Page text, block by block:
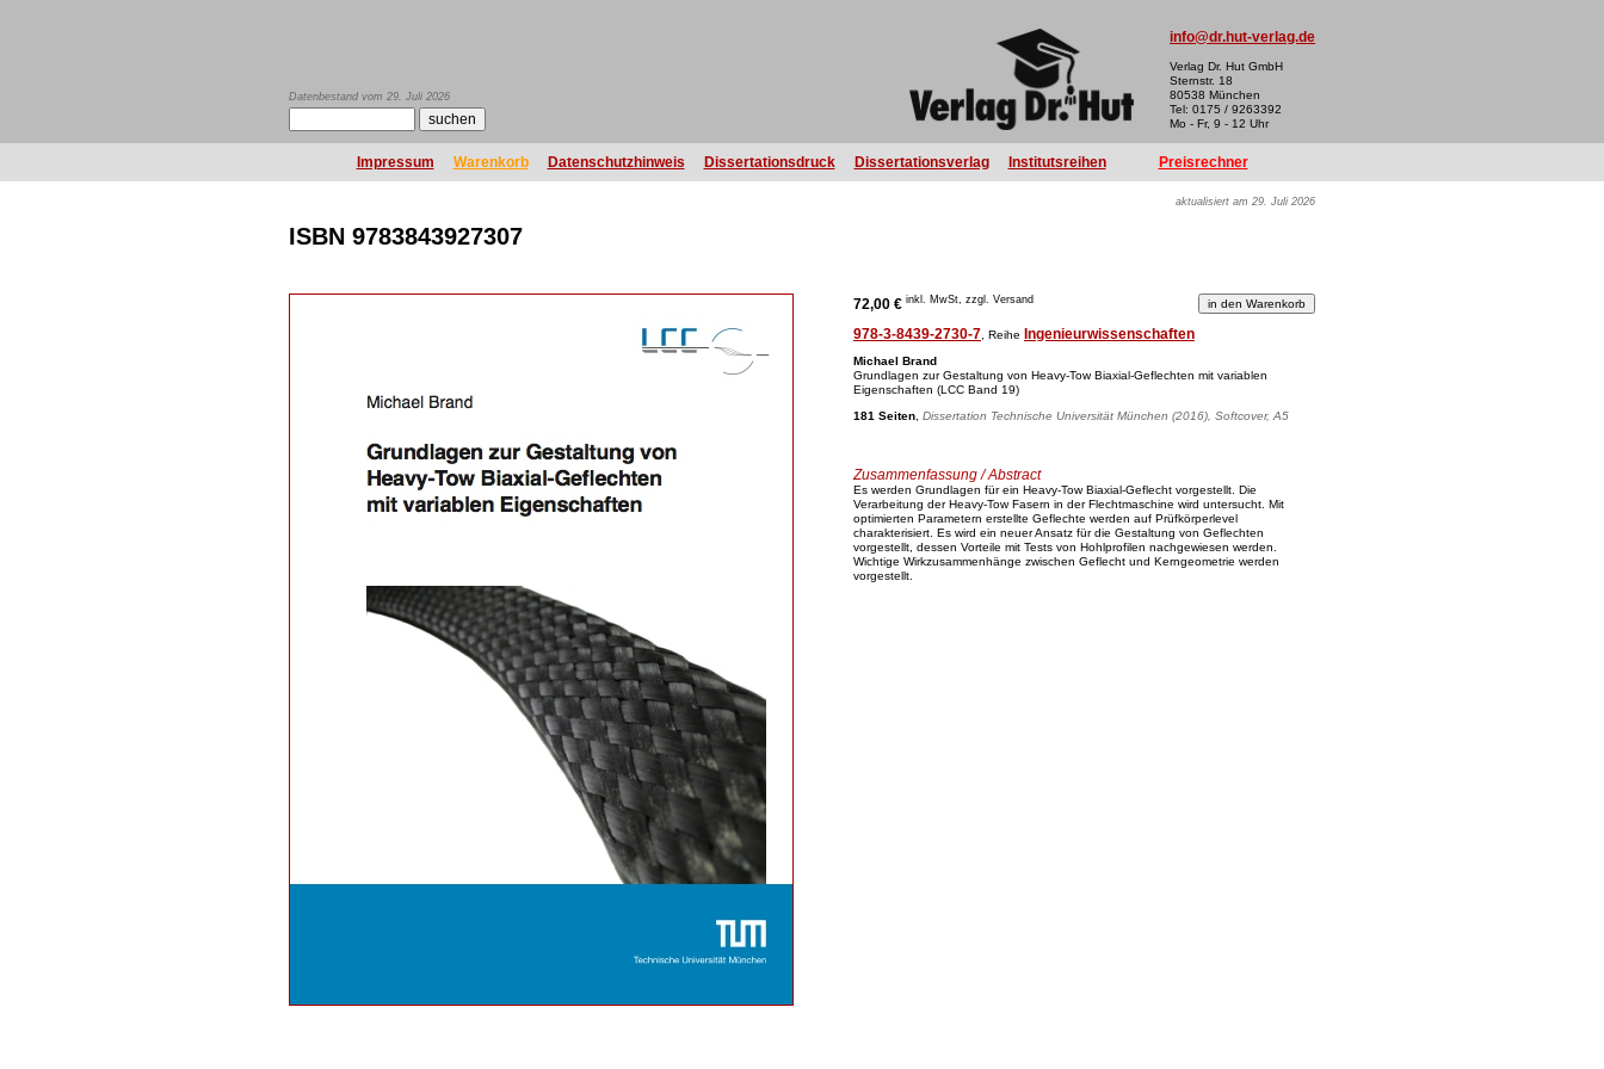
Datenbestand vom 29. Juli 2026
info@dr.hut-verlag.de
Verlag Dr. Hut GmbH
Sternstr. 18
80538 München
Tel: 0175 / 9263392
Mo - Fr, 9 - 12 Uhr
Impressum Warenkorb Datenschutzhinweis Dissertationsdruck Dissertationsverlag Institutsreihen Preisrechner
aktualisiert am 29. Juli 2026
ISBN 9783843927307
72,00 € inkl. MwSt, zzgl. Versand
978-3-8439-2730-7 , Reihe Ingenieurwissenschaften
Michael Brand
Grundlagen zur Gestaltung von Heavy-Tow Biaxial-Geflechten mit variablen
Eigenschaften (LCC Band 19)
181 Seiten Dissertation Technische Universität München (2016), Softcover, A5
Zusammenfassung / Abstract
Es werden Grundlagen für ein Heavy-Tow Biaxial-Geflecht vorgestellt. Die
Verarbeitung der Heavy-Tow Fasern in der Flechtmaschine wird untersucht. Mit
optimierten Parametern erstellte Geflechte werden auf Prüfkörperlevel
charakterisiert. Es wird ein neuer Ansatz für die Gestaltung von Geflechten
vorgestellt, dessen Vorteile mit Tests von Hohlprofilen nachgewiesen werden.
Wichtige Wirkzusammenhänge zwischen Geflecht und Kerngeometrie werden
vorgestellt.